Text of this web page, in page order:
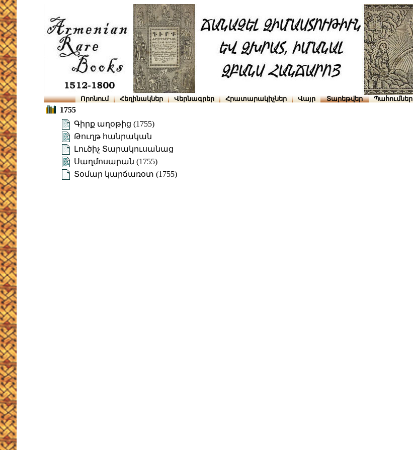
Որոնում Հեղինակներ Վերնագրեր Հրատարակիչներ Վայր Տարեթվեր Պահումներ
1755
Գիրք աղօթից (1755)
Թուղթ հանրական
Լուծիչ Տարակուսանաց
Սաղմոսարան (1755)
Տօմար կարճառօտ (1755)